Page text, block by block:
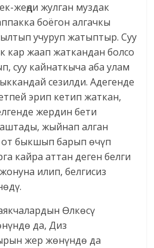
жеңди жулган муздак
боёгон алгачкы
учуруп жатыптыр. Суу
кар жаап жаткандан болсо
суу кайнаткыча аба улам
сезилди. Адегенде
эрип кетип жаткан,
жердин бети
жыйнап алган
от быкшып барып өчүп
кайра аттан деген белги
илип, белгисиз
Өлкөсү
да, Диз
жер жөнүндө да